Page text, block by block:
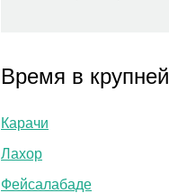
Время в
Карачи
Лахор
Фейсалабаде